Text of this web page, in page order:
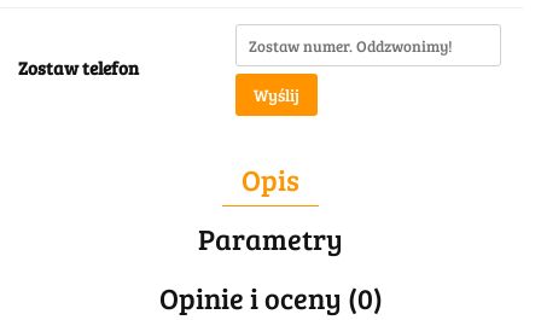
Zostaw telefon
Wyślij
Opis
Parametry
Opinie i oceny (0)